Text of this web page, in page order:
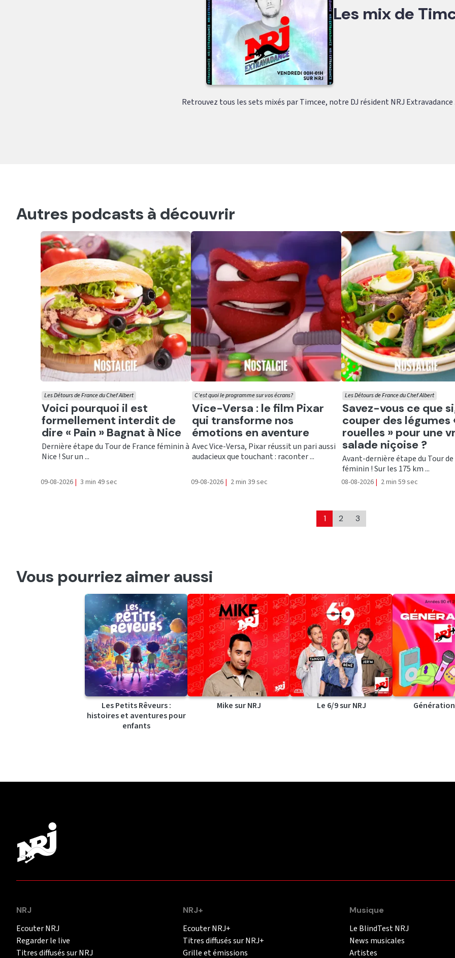
Les mix de
Retrouvez tous les sets mixés par Timcee, notre DJ résident NRJ Extravadance
Autres podcasts à découvrir
Ecouter
Voici pourquoi il est
formellement interdit de
dire « Pain » Bagnat à Nice
Les Détours de France du Chef Albert
Dernière étape du Tour de France féminin à
Nice ! Sur un ...
09-08-2026 | 3 min 49 sec
Ecouter
Vice-Versa : le film Pixar
qui transforme nos
émotions en aventure
C'est quoi le programme sur vos écrans?
Avec Vice-Versa, Pixar réussit un pari aussi
audacieux que touchant : raconter ...
09-08-2026 | 2 min 39 sec
Ecouter
Savez-vous ce que
couper des légumes
rouelles » pour une
salade niçoise ?
Les Détours de France du Chef Albert
Avant-dernière étape du Tour de
féminin ! Sur les 175 km ...
08-08-2026 | 2 min 59 sec
1 2 3
Vous pourriez aimer aussi
Les Petits Rêveurs :
histoires et aventures pour
enfants
Mike sur NRJ Le 6/9 sur NRJ Génération
NRJ
Ecouter NRJ
Regarder le live
Titres diffusés sur NRJ
NRJ+
Ecouter NRJ+
Titres diffusés sur NRJ+
Grille et émissions
Musique
Le BlindTest NRJ
News musicales
Artistes